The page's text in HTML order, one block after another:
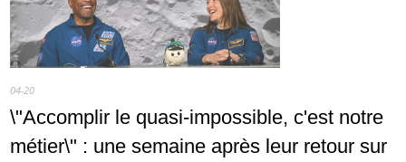
04-20
\"Accomplir le quasi-impossible, c'est notre
métier\" : une semaine après leur retour sur